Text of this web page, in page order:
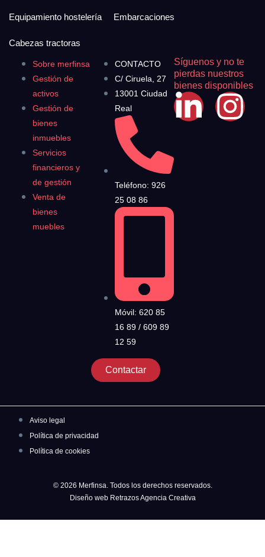
Sobre merfinsa
Gestión de
activos
Gestión de
bienes
inmuebles
Servicios
financieros y
de gestión
Venta de
bienes
muebles
CONTACTO
C/ Ciruela, 27
13001 Ciudad
Real
Teléfono: 926
25 08 86
Móvil: 620 85
16 89 / 609 89
12 59
Contactar
Síguenos y no te
pierdas nuestros
bienes disponibles
Equipamiento hostelería Embarcaciones
Cabezas tractoras
Aviso legal
Política de privacidad
Política de cookies
© 2026 Merfinsa. Todos los derechos reservados.
Diseño web Retrazos Agencia Creativa